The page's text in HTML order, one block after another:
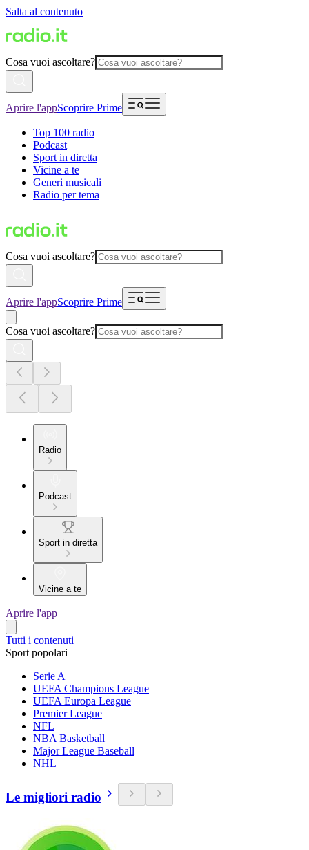
Salta al contenuto
Cosa vuoi ascoltare?
Aprire l'appScoprire Prime
Top 100 radio
Podcast
Sport in diretta
Vicine a te
Generi musicali
Radio per tema
Cosa vuoi ascoltare?
Aprire l'appScoprire Prime
Cosa vuoi ascoltare?
Radio
Podcast
Sport in diretta
Vicine a te
Aprire l'app
Tutti i contenuti
Sport popolari
Serie A
UEFA Champions League
UEFA Europa League
Premier League
NFL
NBA Basketball
Major League Baseball
NHL
Le migliori radio